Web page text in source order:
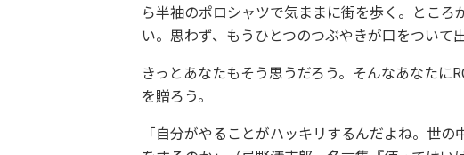
ら半袖のポロシャツで気ままに街を歩く。とこ
い。思わず、もうひとつのつぶやきが口をついて
きっとあなたもそう思うだろう。そんなあなたに
を贈ろう。
「自分がやることがハッキリするんだよね。世